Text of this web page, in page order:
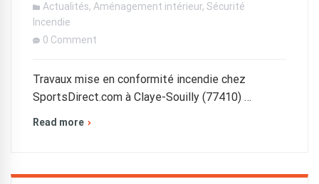
Actualités, Aménagement intérieur, Sécurité
Incendie
0 Comment
Travaux mise en conformité incendie chez
SportsDirect.com à Claye-Souilly (77410) …
Read more